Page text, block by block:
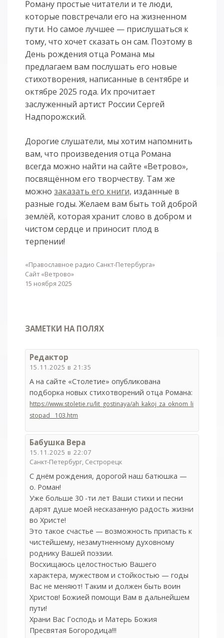
Роману простые читатели и те люди,
которые повстречали его на жизненном
пути. Но самое лучшее — прислушаться к
тому, что хочет сказать он сам. Поэтому в
День рождения отца Романа мы
предлагаем вам послушать его новые
стихотворения, написанные в сентябре и
октябре 2025 года. Их прочитает
заслуженный артист России Сергей
Надпорожский.
Дорогие слушатели, мы хотим напомнить
вам, что произведения отца Романа
всегда можно найти на сайте «Ветрово»,
посвящённом его творчеству. Там же
можнозаказать его книги, изданные в
разные годы. Желаем вам быть той доброй
землёй, которая хранит слово в добром и
чистом сердце и приносит плод в
терпении!
«Православное радио Санкт-Петербурга»
Сайт «Ветрово»
15 ноября 2025
ЗАМЕТКИ НА ПОЛЯХ
Редактор
15.11.2025 в 21:35
А на сайте «Столетие» опубликована
подборка новых стихотворений отца Романа:
https://www.stoletie.ru/lit_gostinaya/ah_kakoj_za_oknom_li
stopad__103.htm
Бабушка Вера
15.11.2025 в 22:07
Санкт-Петербург, Сестрорецк
С днём рождения, дорогой наш батюшка —
о. Роман!
Уже больше 30 -ти лет Ваши стихи и песни
дарят душе моей несказанную радость жизни
во Христе!
Это такое счастье — возможность припасть к
чистейшему, незамутненному духовному
роднику Вашей поэзии.
Восхищаюсь целостностью Вашего
характера, мужеством и стойкостью — годы
Вас не меняют! Таким и должен быть воин
Христов! Божией помощи Вам в дальнейшем
пути!
Храни Вас Господь и Матерь Божия
Пресвятая Богородица!!!